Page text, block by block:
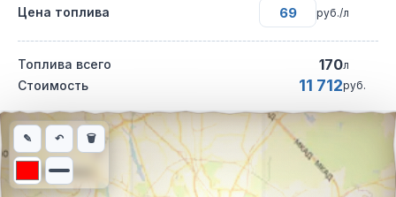
Цена топлива руб./л
Топлива всего 170л
Стоимость 11 712руб.
Интерактивная карта автомобильного маршрута из города
✎ ↶ 🗑